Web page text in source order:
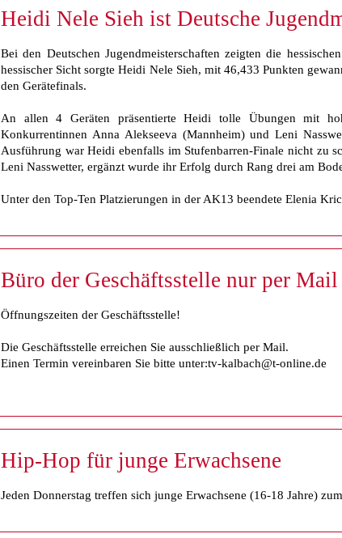
Heidi Nele Sieh ist Deutsche
Bei den Deutschen Jugendmeisterschaften zeigten die
hessischer Sicht sorgte Heidi Nele Sieh, mit 46,433 Punkten
den Gerätefinals.
An allen 4 Geräten präsentierte Heidi tolle Übungen mit
Konkurrentinnen Anna Alekseeva (Mannheim) und Leni
Ausführung war Heidi ebenfalls im Stufenbarren-Finale nicht zu
Leni Nasswetter, ergänzt wurde ihr Erfolg durch Rang drei am
Unter den Top-Ten Platzierungen in der AK13 beendete Elenia
Büro der Geschäftsstelle nur per
Öffnungszeiten der Geschäftsstelle!
Die Geschäftsstelle erreichen Sie ausschließlich per Mail.
Einen Termin vereinbaren Sie bitte unter:tv-kalbach@t-online.de
Hip-Hop für junge Erwachsene
Jeden Donnerstag treffen sich junge Erwachsene (16-18 Jahre)